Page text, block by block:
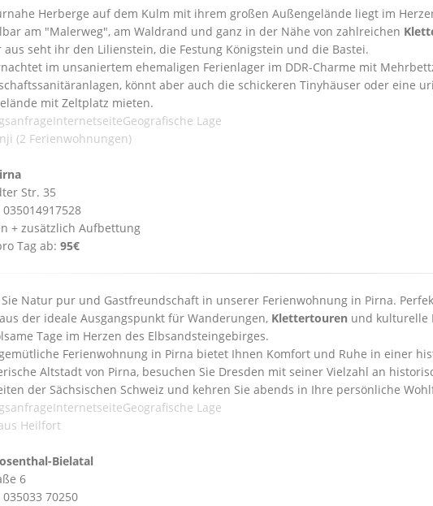
Herberge auf dem Kulm mit ihrem großen Außengelände liegt im
am "Malerweg", am Waldrand und ganz in der Nähe von zahlreichen
aus seht ihr den Lilienstein, die Festung Königstein und die Bastei.
im unsaniertem ehemaligen Ferienlager im DDR-Charme mit
könnt aber auch die schickeren Tinyhäuser oder eine
mit Zeltplatz mieten.
InternetseiteGeografische Lage
(2 Ferienwohnungen)
Str. 35
+ zusätzlich Aufbettung
Tag ab: 95€
Natur pur und Gastfreundschaft in unserer Ferienwohnung in Pirna.
der ideale Ausgangspunkt für Wanderungen, Klettertouren und kulturelle
Tage im Herzen des Elbsandsteingebirges.
Ferienwohnung in Pirna bietet Ihnen Komfort und Ruhe in einer
Altstadt von Pirna, besuchen Sie Dresden mit seiner Vielzahl an
der Sächsischen Schweiz und kehren Sie abends in Ihre persönliche
InternetseiteGeografische Lage
Heilfort
Bielatal
6
70250